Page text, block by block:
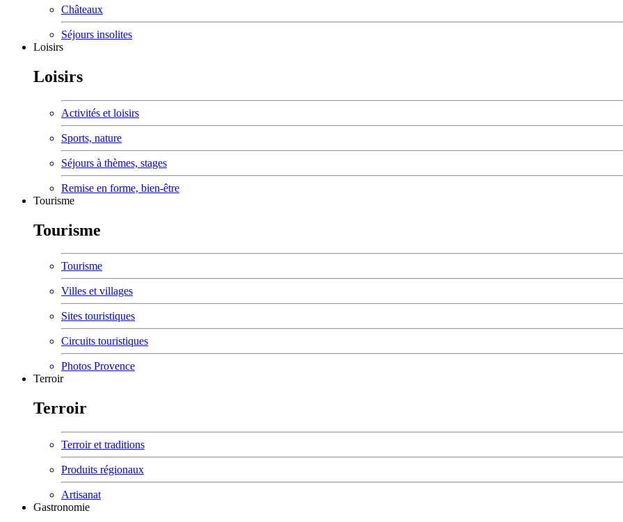
Châteaux
Séjours insolites
Loisirs
Loisirs
Activités et loisirs
Sports, nature
Séjours à thèmes, stages
Remise en forme, bien-être
Tourisme
Tourisme
Tourisme
Villes et villages
Sites touristiques
Circuits touristiques
Photos Provence
Terroir
Terroir
Terroir et traditions
Produits régionaux
Artisanat
Gastronomie